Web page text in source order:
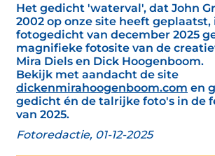
Het gedicht 'waterval', dat John
2002 op onze site heeft geplaatst,
fotogedicht van december 2025
magnifieke fotosite van de
Mira Diels en Dick Hoogenboom.
Bekijk met aandacht de site
dickenmirahoogenboom.com en
gedicht én de talrijke foto's in de
van 2025.
Fotoredactie, 01-12-2025